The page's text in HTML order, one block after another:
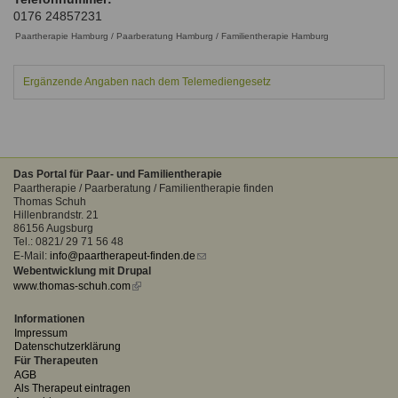
Seminare und Kurse
Fortbildungen
Ausbildungsinstitute
Fortbildungen
Passwort*
vergessen?
Anmelden
Sitemap
Formular zur Registrierung
0176 24857231
Paartherapie Hamburg / Paarberatung Hamburg / Familientherapie Hamburg
Ergänzende Angaben nach dem Telemediengesetz
Das Portal für Paar- und Familientherapie
Paartherapie / Paarberatung / Familientherapie finden
Thomas Schuh
Hillenbrandstr. 21
86156 Augsburg
Tel.: 0821/ 29 71 56 48
E-Mail: info@paartherapeut-finden.de (link
Webentwicklung mit Drupal
www.thomas-schuh.com(link
Informationen
Impressum
Datenschutzerklärung
Für Therapeuten
AGB
Als Therapeut eintragen